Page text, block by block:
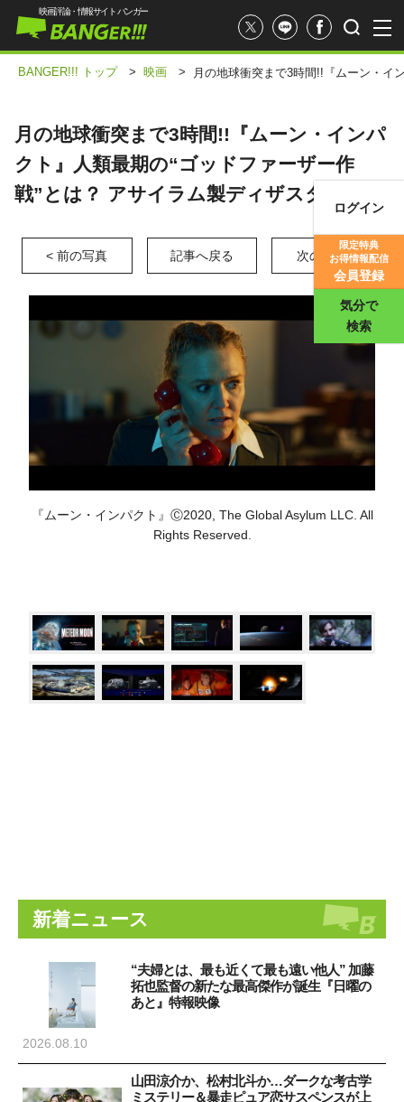
映画評価
映画評論・情報サイト バンガー
ログイン
限定特典
お得情報配信
会員登録
気分で
検索
BANGER!!! トップ > 映画 > 月の地球衝突まで3時間!!『ムーン・イ
月の地球衝突まで3時間!!『ムーン・インパ
クト』人類最期の“ゴッドファーザー作
戦”とは？ アサイラム製ディザスター映画
< 前の写真 記事へ戻る 次の写真 >
『ムーン・インパクト』Ⓒ2020, The Global Asylum LLC. All
Rights Reserved.
新着ニュース
“夫婦とは、最も近くて最も遠い他人” 加藤
拓也監督の新たな最高傑作が誕生『日曜の
あと』特報映像
2026.08.10
山田涼介か、松村北斗か…ダークな考古学
ミステリー＆暴走ピュア恋サスペンスが上